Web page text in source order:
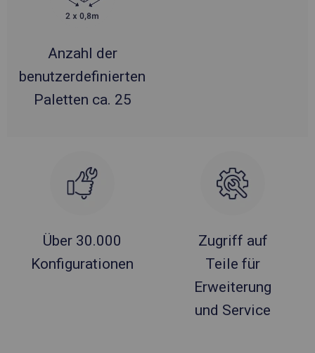
Anzahl der
benutzerdefinierten
Paletten ca. 25
Über 30.000
Konfigurationen
Zugriff auf
Teile für
Erweiterung
und Service